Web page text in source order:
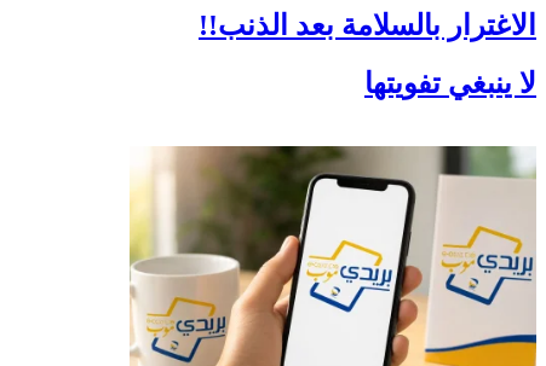
الاغترار بالسلامة بعد الذنب!!
لا ينبغي تفويتها